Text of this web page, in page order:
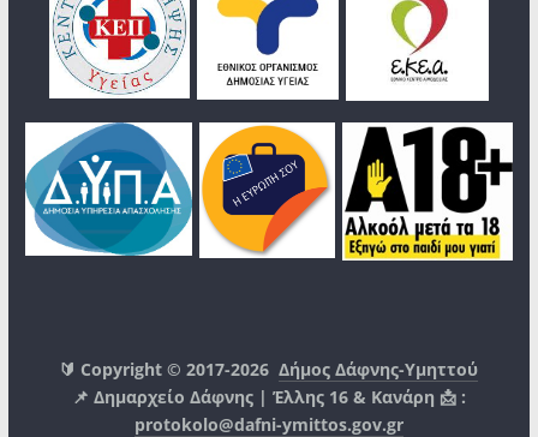
🔰 Copyright © 2017-2026Δήμος Δάφνης-Υμηττού
📌 Δημαρχείο Δάφνης | Έλλης 16 & Κανάρη 📩 :
protokolo@dafni-ymittos.gov.gr